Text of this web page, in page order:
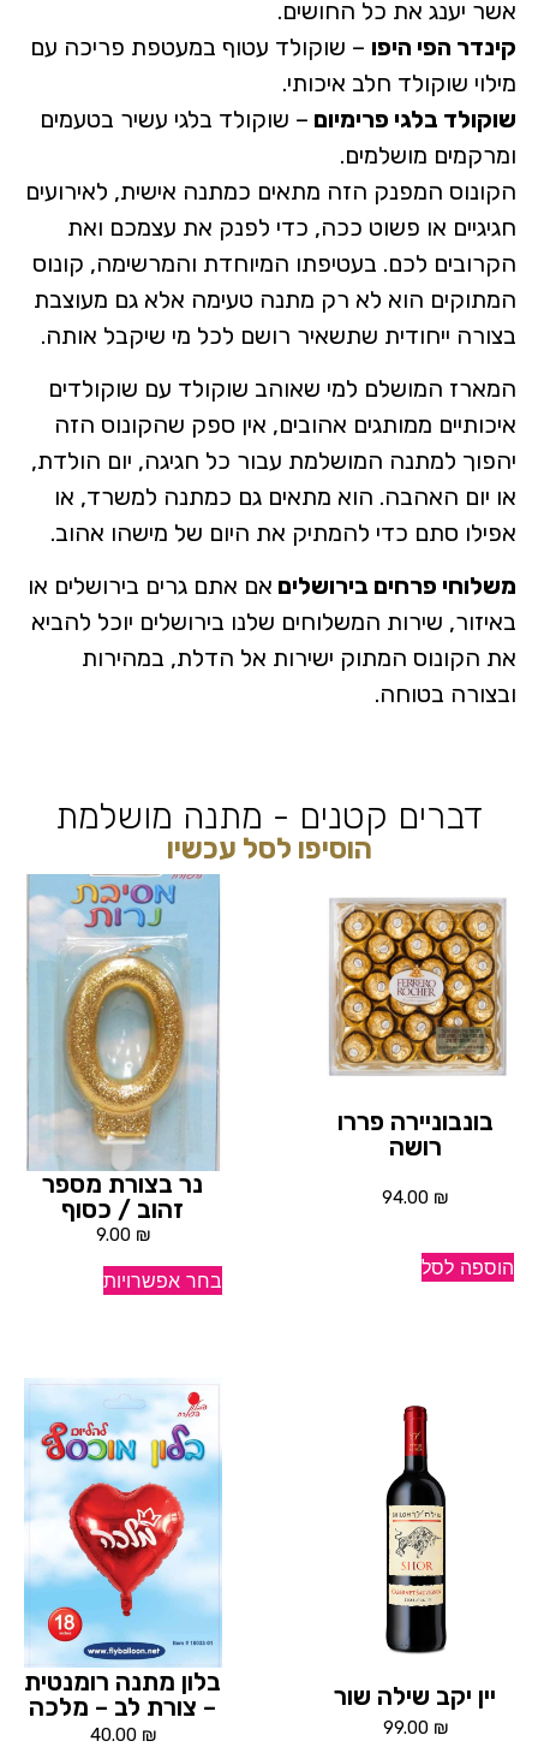
אשר יענג את כל החושים.
קינדר הפי היפו – שוקולד עטוף במעטפת פריכה עם
מילוי שוקולד חלב איכותי.
שוקולד בלגי פרימיום – שוקולד בלגי עשיר בטעמים
ומרקמים מושלמים.
הקונוס המפנק הזה מתאים כמתנה אישית, לאירועים
חגיגיים או פשוט ככה, כדי לפנק את עצמכם ואת
הקרובים לכם. בעטיפתו המיוחדת והמרשימה, קונוס
המתוקים הוא לא רק מתנה טעימה אלא גם מעוצבת
בצורה ייחודית שתשאיר רושם לכל מי שיקבל אותה.
המארז המושלם למי שאוהב שוקולד עם שוקולדים
איכותיים ממותגים אהובים, אין ספק שהקונוס הזה
יהפוך למתנה המושלמת עבור כל חגיגה, יום הולדת,
או יום האהבה. הוא מתאים גם כמתנה למשרד, או
אפילו סתם כדי להמתיק את היום של מישהו אהוב.
משלוחי פרחים בירושלים אם אתם גרים בירושלים או
באיזור, שירות המשלוחים שלנו בירושלים יוכל להביא
את הקונוס המתוק ישירות אל הדלת, במהירות
ובצורה בטוחה.
דברים קטנים - מתנה מושלמת
הוסיפו לסל עכשיו
בונבוניירה פררו
רושה
94.00 ₪
הוספה לסל
נר בצורת מספר
זהוב / כסוף
9.00 ₪
בחר אפשרויות
יין יקב שילה שור
99.00 ₪
בלון מתנה רומנטית
– צורת לב – מלכה
40.00 ₪